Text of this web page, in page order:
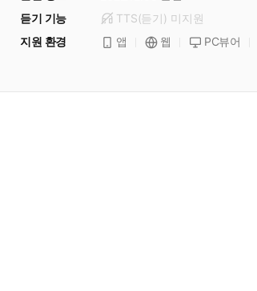
듣기 기능
TTS(듣기) 미지원
지원 환경
앱 웹 PC뷰어